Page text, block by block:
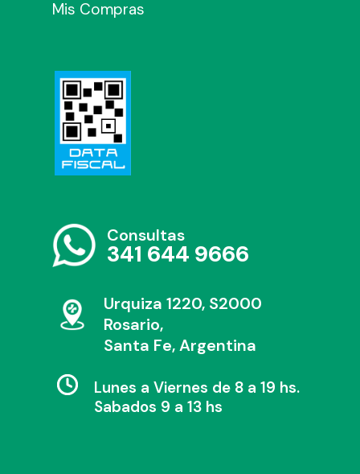
Mis Compras
Consultas
341 644 9666
Urquiza 1220, S2000
Rosario,
Santa Fe, Argentina
Lunes a Viernes de 8 a 19 hs.
Sabados 9 a 13 hs